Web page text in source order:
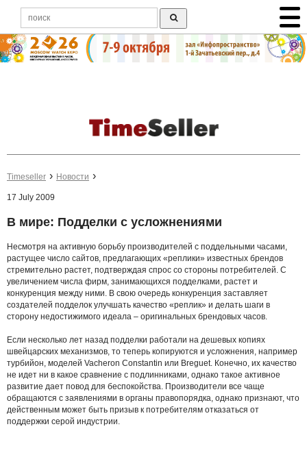
Timeseller Новости
17 July 2009
В мире: Подделки с усложнениями
Несмотря на активную борьбу производителей с поддельными часами,
растущее число сайтов, предлагающих «реплики» известных брендов
стремительно растет, подтверждая спрос со стороны потребителей. С
увеличением числа фирм, занимающихся подделками, растет и
конкуренция между ними. В свою очередь конкуренция заставляет
создателей подделок улучшать качество «реплик» и делать шаги в
сторону недостижимого идеала – оригинальных брендовых часов.
Если несколько лет назад подделки работали на дешевых копиях
швейцарских механизмов, то теперь копируются и усложнения, например
турбийон, моделей Vacheron Constantin или Breguet. Конечно, их качество
не идет ни в какое сравнение с подлинниками, однако такое активное
развитие дает повод для беспокойства. Производители все чаще
обращаются с заявлениями в органы правопорядка, однако признают, что
действенным может быть призыв к потребителям отказаться от
поддержки серой индустрии.